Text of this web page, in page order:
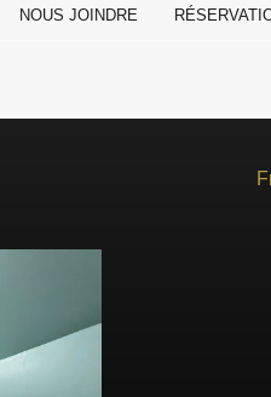
NOUS JOINDRE